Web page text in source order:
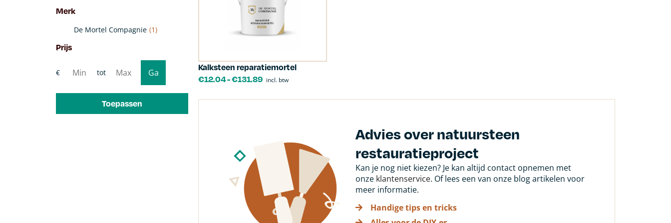
Merk
De Mortel Compagnie (1)
Prijs
Toepassen
Kalksteen reparatiemortel
€12.04-€131.89 incl. btw
Advies over natuursteen
restauratieproject
Kan je nog niet kiezen? Je kan altijd contact opnemen met
onze klantenservice. Of lees een van onze blog artikelen voor
meer informatie.
Handige tips en tricks